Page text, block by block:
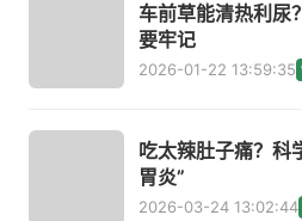
车前草能清热利尿
要牢记
2026-01-22 13:59:35
吃太辣肚子痛？科
胃炎”
2026-03-24 13:02:44